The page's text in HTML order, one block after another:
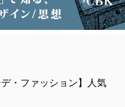
デ・ファッション】人気